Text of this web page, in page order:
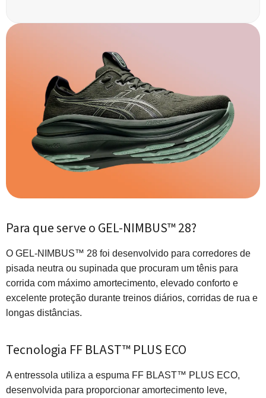
Para que serve o GEL-NIMBUS™ 28?
O GEL-NIMBUS™ 28 foi desenvolvido para corredores de
pisada neutra ou supinada que procuram um tênis para
corrida com máximo amortecimento, elevado conforto e
excelente proteção durante treinos diários, corridas de rua e
longas distâncias.
Tecnologia FF BLAST™ PLUS ECO
A entressola utiliza a espuma FF BLAST™ PLUS ECO,
desenvolvida para proporcionar amortecimento leve,